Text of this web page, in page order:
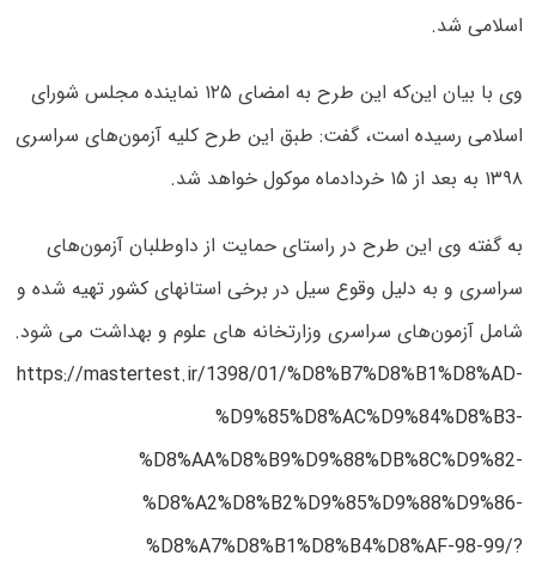
اسلامی شد.
وی با بیان این‌که این طرح به امضای ۱۲۵ نماینده مجلس شورای
اسلامی رسیده است، گفت: طبق این طرح کلیه آزمون‌های سراسری
۱۳۹۸ به بعد از ۱۵ خردادماه موکول خواهد شد.
به گفته وی این طرح در راستای حمایت از داوطلبان آزمون‌های
سراسری و به دلیل وقوع سیل در برخی استانهای کشور تهیه شده و
شامل آزمون‌های سراسری وزارتخانه های علوم و بهداشت می شود.
https://mastertest.ir/1398/01/%D8%B7%D8%B1%D8%AD-
%D9%85%D8%AC%D9%84%D8%B3-
%D8%AA%D8%B9%D9%88%DB%8C%D9%82-
%D8%A2%D8%B2%D9%85%D9%88%D9%86-
%D8%A7%D8%B1%D8%B4%D8%AF-98-99/?